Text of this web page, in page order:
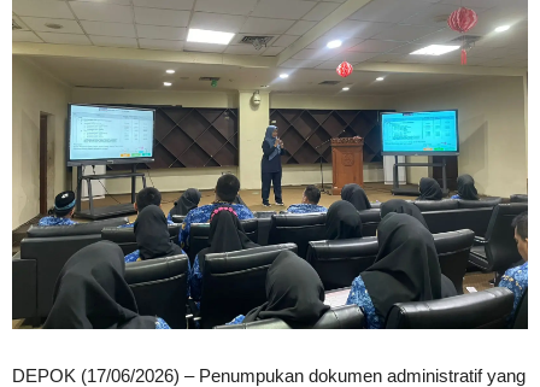
DEPOK (17/06/2026) – Penumpukan dokumen administratif yang